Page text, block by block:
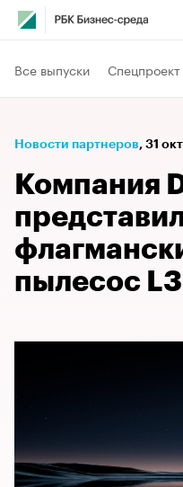
Все выпуски Спецпроект
Новости партнеров⁠, 31
Компания
пылесос